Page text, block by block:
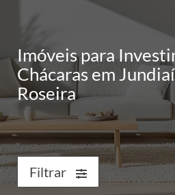
Imóveis para
Chácaras em
Roseira
Filtrar